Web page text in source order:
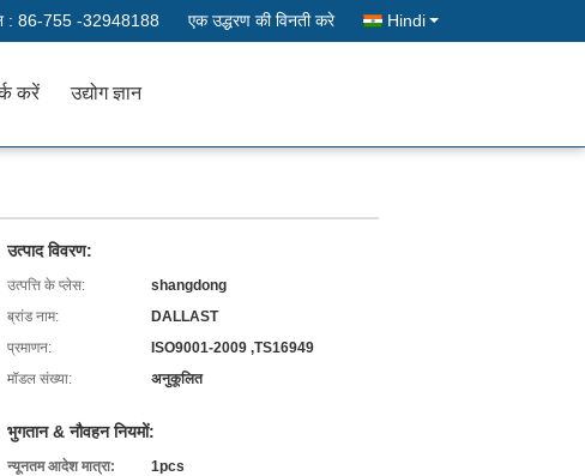
: 86-755 -32948188 एक उद्धरण की विनती करे Hindi
करें उद्योग ज्ञान
उत्पाद विवरण:
उत्पत्ति के प्लेस:
shangdong
ब्रांड नाम:
DALLAST
प्रमाणन:
ISO9001-2009 ,TS16949
मॉडल संख्या:
अनुकूलित
भुगतान & नौवहन नियमों:
न्यूनतम आदेश मात्रा:
1pcs